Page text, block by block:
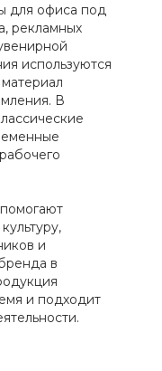
для офиса под
рекламных
используются
В
и
в
и подходит